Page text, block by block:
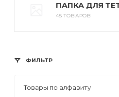
ПАПКА ДЛЯ
45 ТОВАРОВ
ФИЛЬТР
Товары по алфавиту